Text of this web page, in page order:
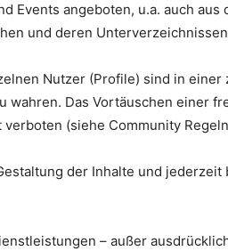
Events angeboten, u.a. auch
und deren
Nutzer (Profile) sind in
wahren. Das Vortäuschen einer
(siehe Community
der Inhalte und
– außer